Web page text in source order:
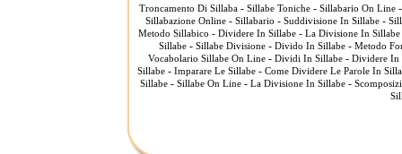
Troncamento Di Sillaba- Sillabe Toniche- Sillabario On Line
Sillabazione Online- Sillabario - Suddivisione In Sillabe-
Metodo Sillabico - Dividere In Sillabe - La Divisione In Sillabe
Sillabe - Sillabe Divisione - Divido In Sillabe - Metodo
Vocabolario Sillabe On Line- Dividi In Sillabe- Dividere In
Sillabe - Imparare Le Sillabe - Come Dividere Le Parole In
Sillabe- Sillabe On Line- La Divisione In Sillabe-